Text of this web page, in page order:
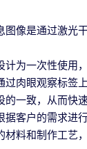
图像是通过激光
计为一次性使用
过肉眼观察标签
一致，从而快
据客户的需求进
材料和制作工艺